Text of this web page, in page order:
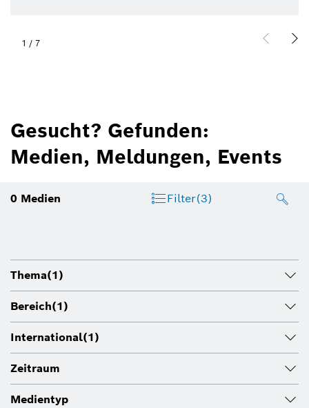
1 / 7
Gesucht? Gefunden:
Medien, Meldungen, Events
0 Medien Filter(3)
Thema(1)
Bereich(1)
International(1)
Zeitraum
Medientyp